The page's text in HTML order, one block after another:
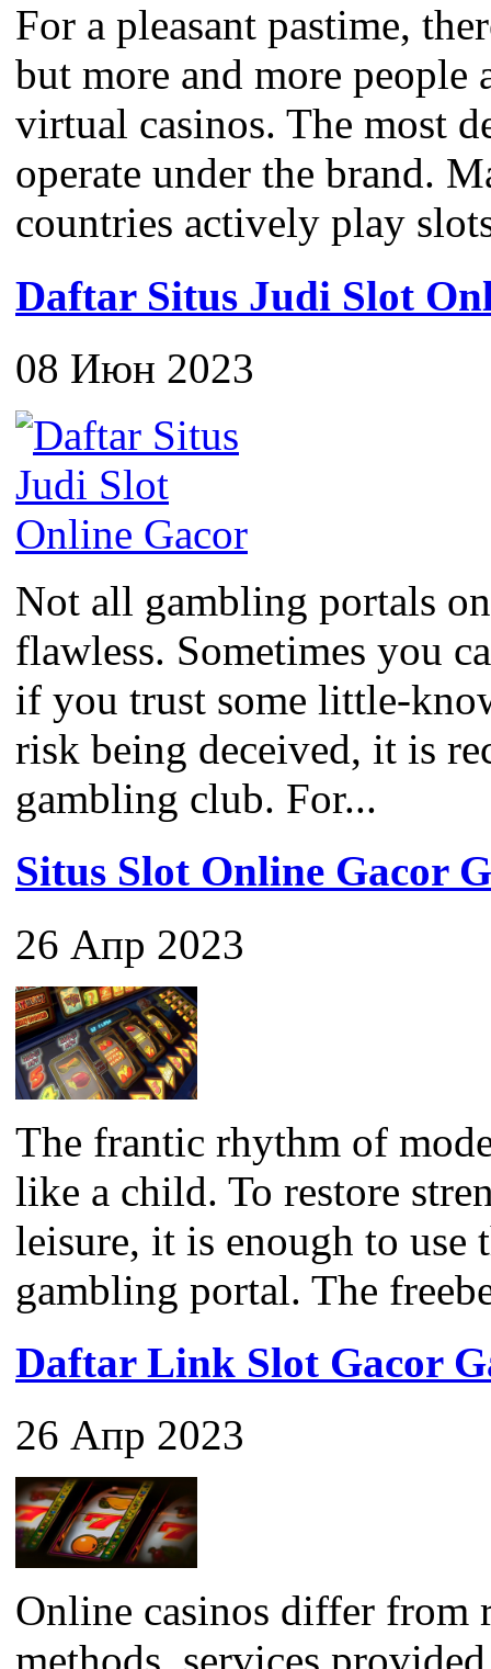
For a pleasant pastime,
but more and more people
virtual casinos. The most
operate under the brand.
countries actively play
Daftar Situs Judi Slot
08 Июн 2023
Not all gambling portals
flawless. Sometimes you
if you trust some little-
risk being deceived, it is
gambling club. For...
Situs Slot Online Gacor
26 Апр 2023
The frantic rhythm of
like a child. To restore
leisure, it is enough to use
gambling portal. The
Daftar Link Slot Gacor
26 Апр 2023
Online casinos differ from